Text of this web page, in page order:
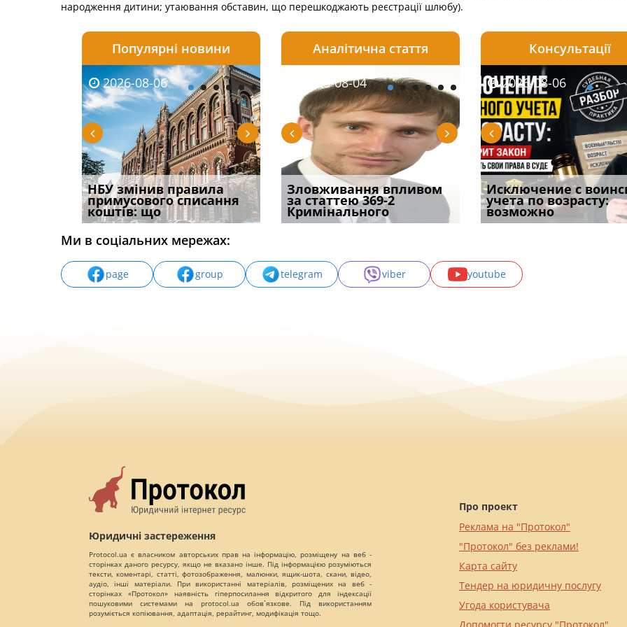
народження дитини; утаювання обставин, що перешкоджають реєстрації шлюбу).
Популярні новини
2026-08-06
НБУ змінив правила
примусового списання
коштів: що
2026-08-06
Якщо суд встановив для
відшкодування шкоди
наявніс
2026-08-06
Документи, на яких не
проставляється
апостиль: пер
Аналітична стаття
2026-08-03
Водії можуть отримати
компенсацію за
незаконні дії
2026-08-04
Зловживання впливом
за статтею 369-2
Кримінального
2026-08-04
Переоформлення
відстрочки за іншою
підставою: нов
Консультації
2026-08-05
Особливості захисту у
кримінальному
провадженні: я
2026-08-06
Исключение с
учета по возрасту:
возможно
2026-07-30
Восьмий ААС
підтвердив, що
може скас
Ми в соціальних мережах:
page group telegram viber youtube
Юридичні застереження
Protocol.ua є власником авторських прав на інформацію, розміщену на веб -
сторінках даного ресурсу, якщо не вказано інше. Під інформацією розуміються
тексти, коментарі, статті, фотозображення, малюнки, ящик-шота, скани, відео,
аудіо, інші матеріали. При використанні матеріалів, розміщених на веб -
сторінках «Протокол» наявність гіперпосилання відкритого для індексації
пошуковими системами на protocol.ua обов`язкове. Під використанням
розуміється копіювання, адаптація, рерайтинг, модифікація тощо.
Про проект
Реклама на "Протокол"
"Протокол" без реклами!
Карта сайту
Тендер на юридичну послугу
Угода користувача